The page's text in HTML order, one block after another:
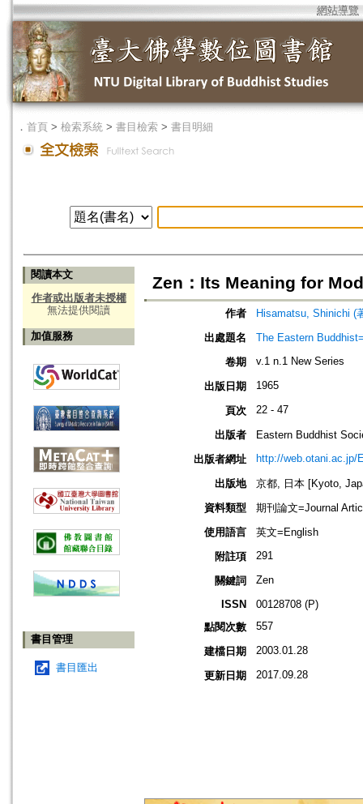
網站導覽
． 首頁 > 檢索系統 > 書目檢索 > 書目明細
閱讀本文
作者或出版者未授權
無法提供閱讀
加值服務
書目管理
書目匯出
Zen：Its Meaning for
作者
Hisamatsu, Shinichi (
出處題名
The Eastern
卷期
v.1 n.1 New Series
出版日期 1965
頁次 22 - 47
出版者
Eastern Buddhist
出版者網址
http://web.otani.ac.jp/
出版地
京都, 日本 [Kyoto,
資料類型
期刊論文=Journal
使用語言
英文=English
附註項
291
關鍵詞
Zen
ISSN
00128708 (P)
點閱次數
557
建檔日期 2003.01.28
更新日期 2017.09.28